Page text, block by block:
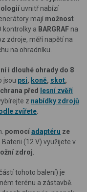
uvnitř nabízí
mají možnost
kontrolky a BARGRAF na
zdroje, měří napětí na
na ohradníku.
i dlouhé ohrady do 8
jsou psi, koně, skot,
před
lesní zvěří
z nabídky zdrojů
zvířete
pomocíadaptéru ze
. Baterii (12 V) využijete v
zdroj
tohoto balení) je
terénu a zástavbě.